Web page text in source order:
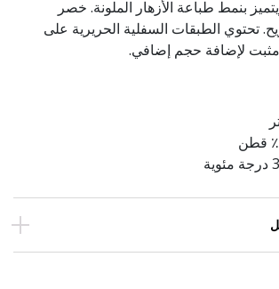
بنمط طباعة الأزهار الملونة. خصر
تحتوي الطبقات السفلية الحريرية على
لإضافة حجم إضافي.